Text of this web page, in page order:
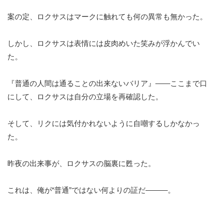
案の定、ロクサスはマークに触れても何の異常も無かった。
しかし、ロクサスは表情には皮肉めいた笑みが浮かんでい
た。
『普通の人間は通ることの出来ないバリア』——ここまで口
にして、ロクサスは自分の立場を再確認した。
そして、リクには気付かれないように自嘲するしかなかっ
た。
昨夜の出来事が、ロクサスの脳裏に甦った。
これは、俺が“普通”ではない何よりの証だ———。